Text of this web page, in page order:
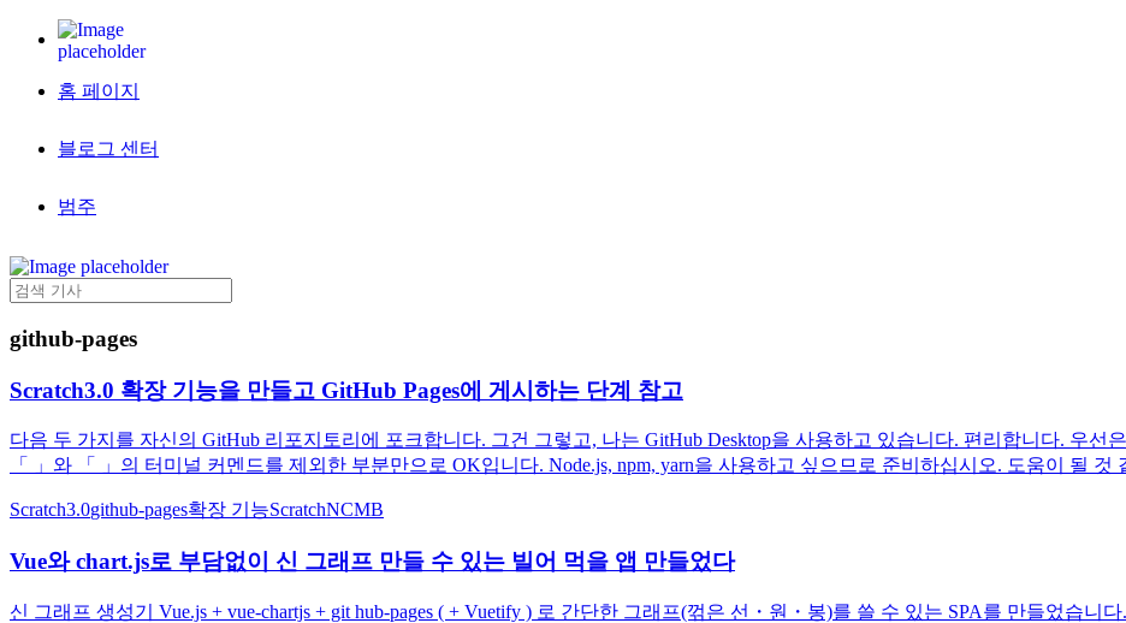
홈 페이지
블로그 센터
범주
github-pages
Scratch3.0 확장 기능을 만들고 GitHub Pages에 게시하는 단계 참고
다음 두 가지를 자신의 GitHub 리포지토리에 포크합니다. 그건 그렇고, 나는 GitHub Desktop을 사용하고 있습니다. 편리합니다. 우선
「 」와 「 」의 터미널 커멘드를 제외한 부분만으로 OK입니다. Node.js, npm, yarn을 사용하고 싶으므로 준비하십시오. 도움이 될
Scratch3.0github-pages확장 기능ScratchNCMB
Vue와 chart.js로 부담없이 신 그래프 만들 수 있는 빌어 먹을 앱 만들었다
신 그래프 생성기 Vue.js + vue-chartjs + git hub-pages ( + Vuetify ) 로 간단한 그래프(꺾은 선・원・봉)를 쓸 수 있는 SPA를 만들었습니